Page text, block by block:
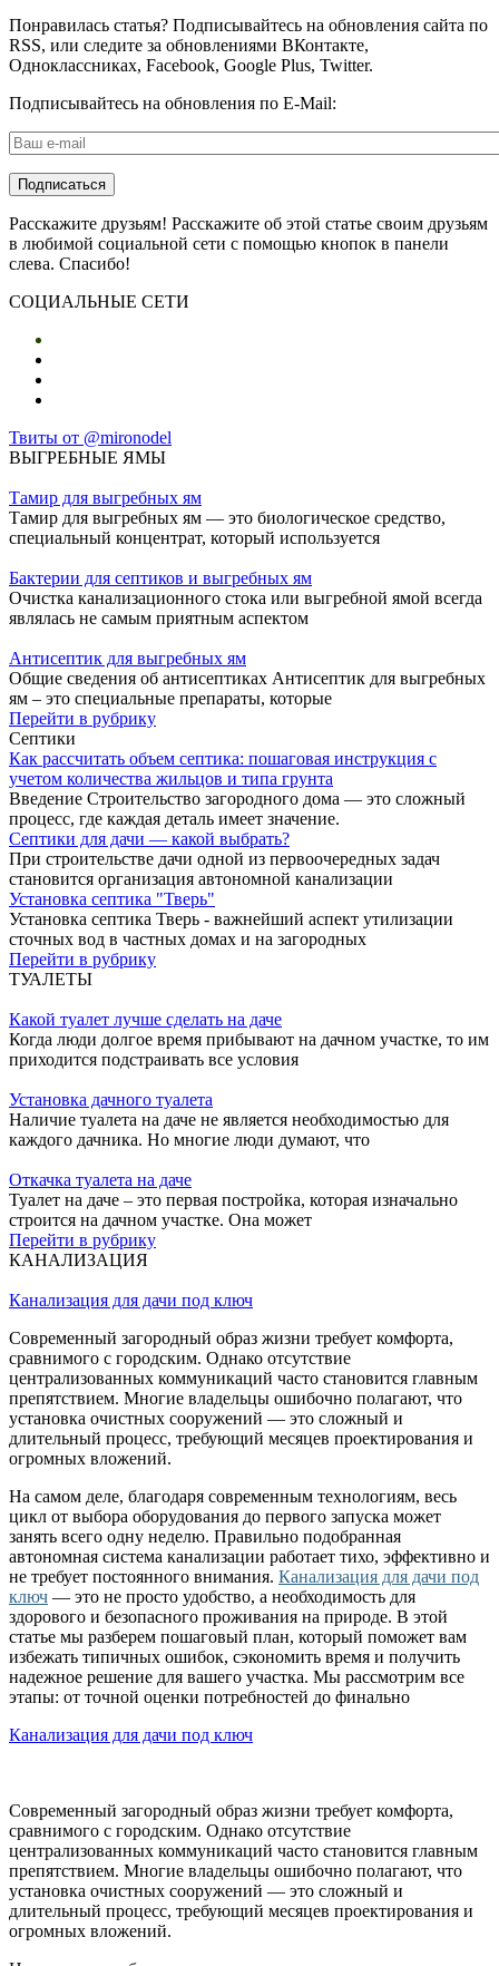
Понравилась статья? Подписывайтесь на обновления сайта по
RSS, или следите за обновлениями ВКонтакте,
Одноклассниках, Facebook, Google Plus, Twitter.
Подписывайтесь на обновления по E-Mail:
E-mail*
Расскажите друзьям! Расскажите об этой статье своим друзьям
в любимой социальной сети с помощью кнопок в панели
слева. Спасибо!
СОЦИАЛЬНЫЕ СЕТИ
Твиты от @mironodel
ВЫГРЕБНЫЕ ЯМЫ
Тамир для выгребных ям
Тамир для выгребных ям — это биологическое средство,
специальный концентрат, который используется
Бактерии для септиков и выгребных ям
Очистка канализационного стока или выгребной ямой всегда
являлась не самым приятным аспектом
Антисептик для выгребных ям
Общие сведения об антисептиках Антисептик для выгребных
ям – это специальные препараты, которые
Перейти в рубрику
Септики
Как рассчитать объем септика: пошаговая инструкция с
учетом количества жильцов и типа грунта
Введение Строительство загородного дома — это сложный
процесс, где каждая деталь имеет значение.
Септики для дачи — какой выбрать?
При строительстве дачи одной из первоочередных задач
становится организация автономной канализации
Установка септика "Тверь"
Установка септика Тверь - важнейший аспект утилизации
сточных вод в частных домах и на загородных
Перейти в рубрику
ТУАЛЕТЫ
Какой туалет лучше сделать на даче
Когда люди долгое время прибывают на дачном участке, то им
приходится подстраивать все условия
Установка дачного туалета
Наличие туалета на даче не является необходимостью для
каждого дачника. Но многие люди думают, что
Откачка туалета на даче
Туалет на даче – это первая постройка, которая изначально
строится на дачном участке. Она может
Перейти в рубрику
КАНАЛИЗАЦИЯ
Канализация для дачи под ключ
Современный загородный образ жизни требует комфорта,
сравнимого с городским. Однако отсутствие
централизованных коммуникаций часто становится главным
препятствием. Многие владельцы ошибочно полагают, что
установка очистных сооружений — это сложный и
длительный процесс, требующий месяцев проектирования и
огромных вложений.
На самом деле, благодаря современным технологиям, весь
цикл от выбора оборудования до первого запуска может
занять всего одну неделю. Правильно подобранная
автономная система канализации работает тихо, эффективно и
не требует постоянного внимания. Канализация для дачи под
ключ — это не просто удобство, а необходимость для
здорового и безопасного проживания на природе. В этой
статье мы разберем пошаговый план, который поможет вам
избежать типичных ошибок, сэкономить время и получить
надежное решение для вашего участка. Мы рассмотрим все
этапы: от точной оценки потребностей до финально
Канализация для дачи под ключ
Современный загородный образ жизни требует комфорта,
сравнимого с городским. Однако отсутствие
централизованных коммуникаций часто становится главным
препятствием. Многие владельцы ошибочно полагают, что
установка очистных сооружений — это сложный и
длительный процесс, требующий месяцев проектирования и
огромных вложений.